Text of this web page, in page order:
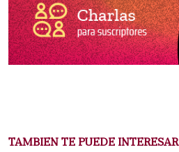
TAMBIEN TE PUEDE INTERESAR